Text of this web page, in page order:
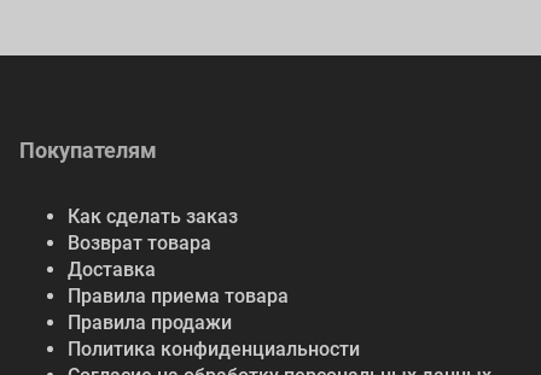
Покупателям
Как сделать заказ
Возврат товара
Доставка
Правила приема товара
Правила продажи
Политика конфиденциальности